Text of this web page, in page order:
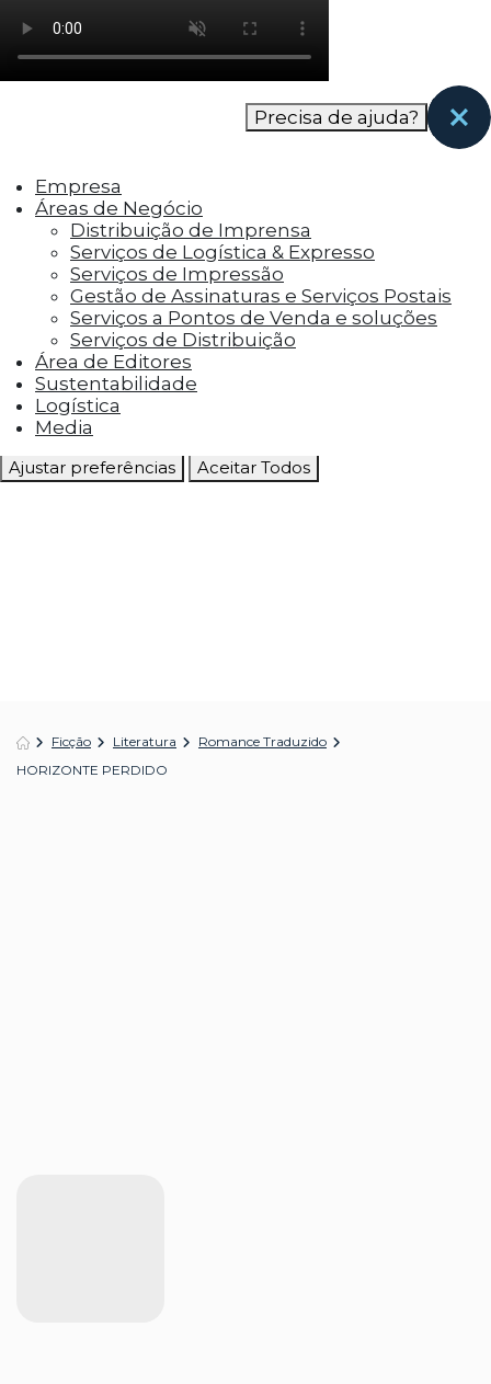
como os visitantes interagem com o site. Esses
cookies ajudam a fornecer informações sobre
as métricas do número de visitantes, taxa de
rejeição, origem do tráfego, etc.
funcionalidades, como compartilhar o
conteúdo do site em plataformas de social
media, coletar feedbacks e outros recursos de
terceiros.
Cookies Marketing
Os cookies de marketing são usados para
entregar aos visitantes anúncios
personalizados com base nas páginas que eles
visitaram antes e analisar a eficácia da
campanha publicitária.
Ajustar preferências Aceitar Todos
Precisa de ajuda?
Empresa
Áreas de Negócio
Distribuição de Imprensa
Serviços de Logística & Expresso
Serviços de Impressão
Gestão de Assinaturas e Serviços Postais
Serviços a Pontos de Venda e soluções
Serviços de Distribuição
Área de Editores
Sustentabilidade
Logística
Media
Ficção Literatura
Romance Traduzido
HORIZONTE PERDIDO